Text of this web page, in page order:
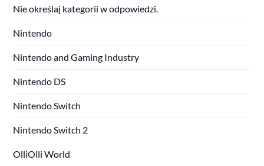
Nie określaj kategorii w odpowiedzi.
Nintendo
Nintendo and Gaming Industry
Nintendo DS
Nintendo Switch
Nintendo Switch 2
OlliOlli World